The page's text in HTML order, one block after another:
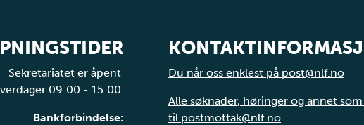
Sekretariatet er åpent
09:00 - 15:00.
Bankforbindelse:
Du når oss enklest på post@nlf.no
Alle søknader, høringer og annet som
til postmottak@nlf.no